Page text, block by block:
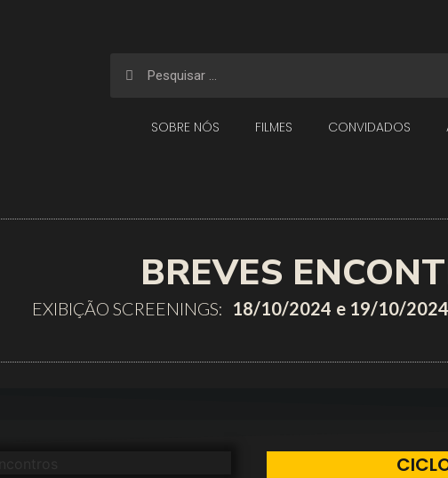
SOBRE NÓS FILMES CONVIDADOS
BREVES
EXIBIÇÃO SCREENINGS: 18/10/2024 e 19/10/2024